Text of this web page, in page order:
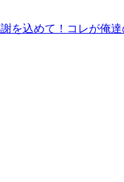
を込めて！コレが俺